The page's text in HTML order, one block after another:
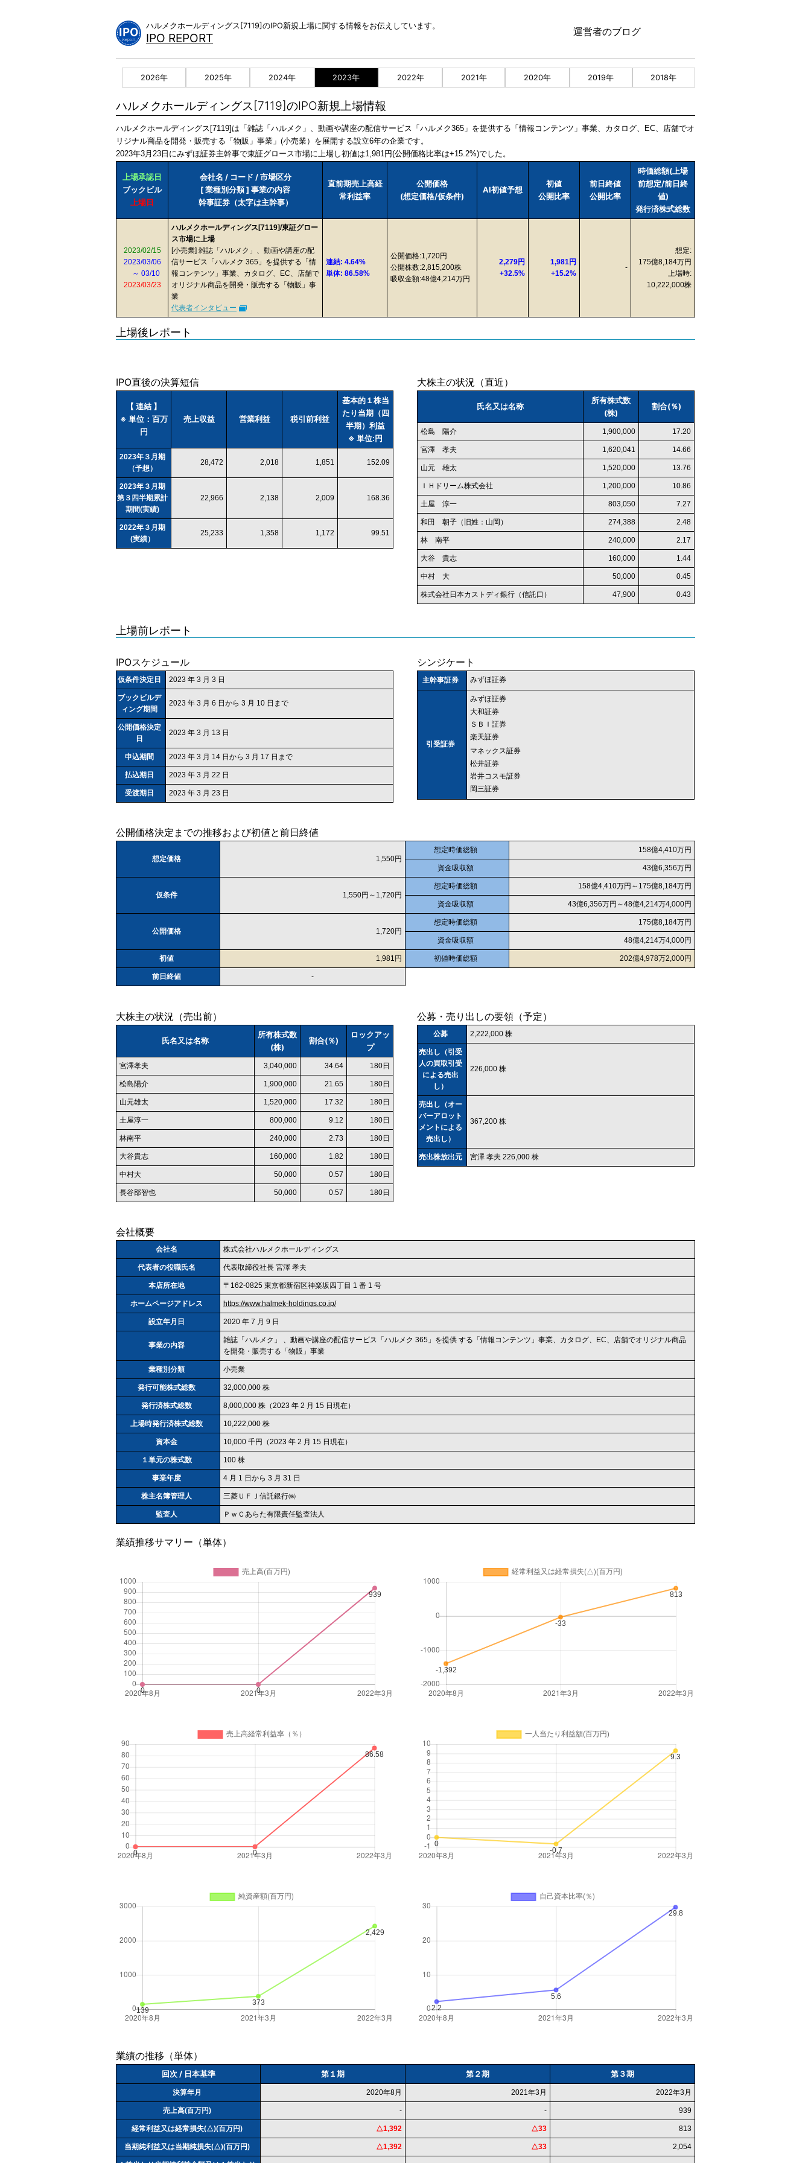
ハルメクホールディングス[7119]のIPO新規上場に関する情報をお伝えしています。
IPO REPORT 運営者のブログ
2026年 2025年 2024年 2023年 2022年 2021年 2020年 2019年 2018年
ハルメクホールディングス[7119]のIPO新規上場情報
ハルメクホールディングス[7119]は「雑誌「ハルメク」、動画や講座の配信サービス「ハルメク365」を提供する「情報コンテンツ」事業、カタログ、EC、店舗でオ
リジナル商品を開発・販売する「物販」事業」(小売業）を展開する設立6年の企業です。
2023年3月23日にみずほ証券主幹事で東証グロース市場に上場し初値は1,981円(公開価格比率は+15.2%)でした。
上場承認日
ブックビル
上場日
会社名 / コード / 市場区分
[ 業種別分類 ] 事業の内容
幹事証券（太字は主幹事）
直前期売上高経
常利益率
公開価格
(想定価格/仮条件)
AI初値予想
初値
公開比率
前日終値
公開比率
時価総額(上場
前想定/前日終
値)
発行済株式総数
2023/02/15
2023/03/06
～ 03/10
2023/03/23
ハルメクホールディングス[7119]/東証グロー
ス市場に上場
[小売業] 雑誌「ハルメク」、動画や講座の配
信サービス「ハルメク 365」を提供する「情
報コンテンツ」事業、カタログ、EC、店舗で
オリジナル商品を開発・販売する「物販」事
業
代表者インタビュー
連結: 4.64%
単体: 86.58%
公開価格:1,720円
公開株数:2,815,200株
吸収金額:48億4,214万円
2,279円
+32.5%
1,981円
+15.2%
-
想定:
175億8,184万円
上場時:
10,222,000株
上場後レポート
IPO直後の決算短信
【 連結 】
※ 単位：百万
円
売上収益 営業利益 税引前利益
基本的１株当
たり当期（四
半期）利益
※ 単位:円
2023年３月期
（予想）
28,472 2,018 1,851 152.09
2023年３月期
第３四半期累計
期間(実績)
22,966 2,138 2,009 168.36
2022年３月期
(実績）
25,233 1,358 1,172 99.51
大株主の状況（直近）
氏名又は名称
所有株式数
(株)
割合(％)
松島 陽介 1,900,000 17.20
宮澤 孝夫 1,620,041 14.66
山元 雄太 1,520,000 13.76
ＩＨドリーム株式会社 1,200,000 10.86
土屋 淳一 803,050 7.27
和田 朝子（旧姓：山岡） 274,388 2.48
林 南平 240,000 2.17
大谷 貴志 160,000 1.44
中村 大 50,000 0.45
株式会社日本カストディ銀行（信託口） 47,900 0.43
上場前レポート
IPOスケジュール
仮条件決定日 2023 年 3 月 3 日
ブックビルデ
ィング期間
2023 年 3 月 6 日から 3 月 10 日まで
公開価格決定
日
2023 年 3 月 13 日
申込期間 2023 年 3 月 14 日から 3 月 17 日まで
払込期日 2023 年 3 月 22 日
受渡期日 2023 年 3 月 23 日
シンジケート
主幹事証券 みずほ証券
引受証券
みずほ証券
大和証券
ＳＢＩ証券
楽天証券
マネックス証券
松井証券
岩井コスモ証券
岡三証券
公開価格決定までの推移および初値と前日終値
想定価格 1,550円
想定時価総額 158億4,410万円
資金吸収額 43億6,356万円
仮条件 1,550円～1,720円
想定時価総額 158億4,410万円～175億8,184万円
資金吸収額 43億6,356万円～48億4,214万4,000円
公開価格 1,720円
想定時価総額 175億8,184万円
資金吸収額 48億4,214万4,000円
初値 1,981円 初値時価総額 202億4,978万2,000円
前日終値 -
大株主の状況（売出前）
氏名又は名称
所有株式数
(株)
割合(％)
ロックアッ
プ
宮澤孝夫 3,040,000 34.64 180日
松島陽介 1,900,000 21.65 180日
山元雄太 1,520,000 17.32 180日
土屋淳一 800,000 9.12 180日
林南平 240,000 2.73 180日
大谷貴志 160,000 1.82 180日
中村大 50,000 0.57 180日
長谷部智也 50,000 0.57 180日
公募・売り出しの要領（予定）
公募 2,222,000 株
売出し（引受
人の買取引受
による売出
し）
226,000 株
売出し（オー
バーアロット
メントによる
売出し）
367,200 株
売出株放出元 宮澤 孝夫 226,000 株
会社概要
会社名 株式会社ハルメクホールディングス
代表者の役職氏名 代表取締役社長 宮澤 孝夫
本店所在地 〒162‐0825 東京都新宿区神楽坂四丁目 1 番 1 号
ホームページアドレス https://www.halmek-holdings.co.jp/
設立年月日 2020 年 7 月 9 日
事業の内容
雑誌「ハルメク」 、動画や講座の配信サービス「ハルメク 365」を提供 する「情報コンテンツ」事業、カタログ、EC、店舗でオリジナル商品
を開発・販売する「物販」事業
業種別分類 小売業
発行可能株式総数 32,000,000 株
発行済株式総数 8,000,000 株（2023 年 2 月 15 日現在）
上場時発行済株式総数 10,222,000 株
資本金 10,000 千円（2023 年 2 月 15 日現在）
１単元の株式数 100 株
事業年度 4 月 1 日から 3 月 31 日
株主名簿管理人 三菱ＵＦＪ信託銀行㈱
監査人 ＰｗＣあらた有限責任監査法人
業績推移サマリー（単体）
業績の推移（単体）
回次 / 日本基準 第１期 第２期 第３期
決算年月 2020年8月 2021年3月 2022年3月
売上高(百万円) - - 939
経常利益又は経常損失(△)(百万円) △1,392 △33 813
当期純利益又は当期純損失(△)(百万円) △1,392 △33 2,054